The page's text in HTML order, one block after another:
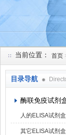
当前位置： 首页
目录导航
酶联免疫试剂
人的ELISA试剂盒
其它ELISA试剂盒